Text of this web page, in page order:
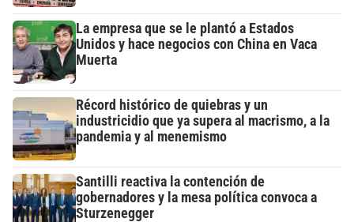
La empresa que se le plantó a Estados
Unidos y hace negocios con China en Vaca
Muerta
Récord histórico de quiebras y un
industricidio que ya supera al macrismo, a la
pandemia y al menemismo
Santilli reactiva la contención de
gobernadores y la mesa política convoca a
Sturzenegger